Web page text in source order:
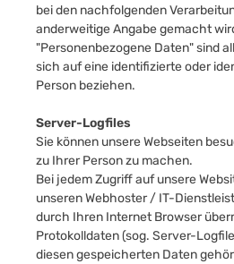
bei den nachfolgenden
anderweitige Angabe gemacht
"Personenbezogene Daten" sind
sich auf eine identifizierte oder
Person beziehen.
Server-Logfiles
Sie können unsere Webseiten
zu Ihrer Person zu machen.
Bei jedem Zugriff auf unsere
unseren Webhoster / IT-
durch Ihren Internet Browser
Protokolldaten (sog. Server-
diesen gespeicherten Daten